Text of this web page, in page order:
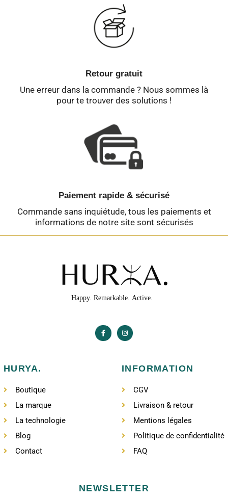
Retour gratuit
Une erreur dans la commande ? Nous sommes là
pour te trouver des solutions !
Paiement rapide & sécurisé
Commande sans inquiétude, tous les paiements et
informations de notre site sont sécurisés
HURYA.
Boutique
La marque
La technologie
Blog
Contact
INFORMATION
CGV
Livraison & retour
Mentions légales
Politique de confidentialité
FAQ
NEWSLETTER